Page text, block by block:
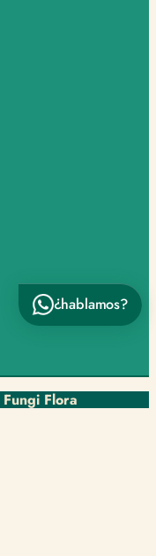
Fungi Flora
¿hablamos?
📦
👋